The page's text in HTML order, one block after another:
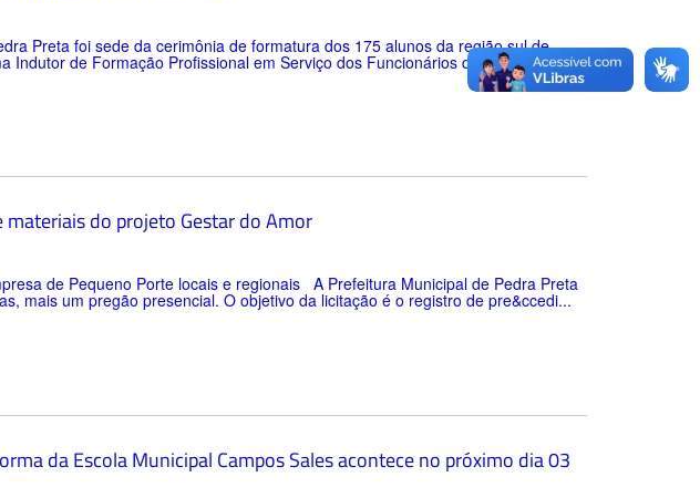
Preta foi sede da cerimônia de formatura dos 175 alunos da região sul de
Indutor de Formação Profissional em Serviço dos Funcionários da Educação
do projeto Gestar do Amor
de Pequeno Porte locais e regionais A Prefeitura Municipal de Pedra Preta
mais um pregão presencial. O objetivo da licitação é o registro de pre&ccedi...
da Escola Municipal Campos Sales acontece no próximo dia 03